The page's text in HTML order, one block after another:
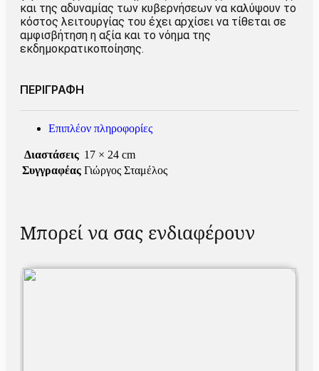
και της αδυναμίας των κυβερνήσεων να καλύψουν το
κόστος λειτουργίας του έχει αρχίσει να τίθεται σε
αμφισβήτηση η αξία και το νόημα της
εκδημοκρατικοποίησης.
ΠΕΡΙΓΡΑΦΗ
Επιπλέον πληροφορίες
Διαστάσεις 17 × 24 cm
Συγγραφέας Γιώργος Σταμέλος
Μπορεί να σας ενδιαφέρουν